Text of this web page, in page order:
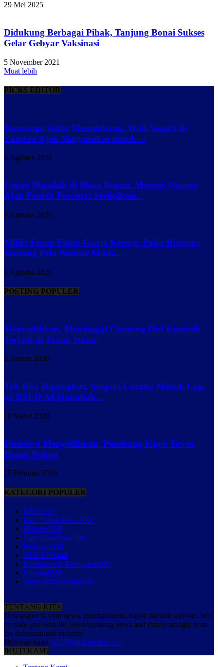
29 Mei 2025
Didukung Berbagai Pihak, Tanjung Bonai Sukses
Gelar Gebyar Vaksinasi
5 November 2021
Muat lebih
PICKS EDITOR
Kumango Gelar Musrenbang, Wali Nagari Iis
Zamora Ajak Masyarakat untuk ...
6 Agustus 2026
Cegah Masalah di Masa Depan, Menteri Nusron
Ajak Pemda Percepat Sertipikasi...
6 Agustus 2026
Miliki Enam Paket Ganja Kering, Polisi Ringkus
Seorang Pria Berusia Muda...
5 Agustus 2026
POSTING POPULER
Menyedihkan, Meninggal Gantung Diri Kembali
Terjadi di Tanah Datar
2 Januari 2020
Tak Bisa Dipungkiri, Suspect Corona Masuk Lagi
ke RSUD Ali Hanafiah...
18 Maret 2020
Peristiwa Menyedihkan, Penebang Kayu Tewas
Diatas Pohon
25 Februari 2020
KATEGORI POPULER
Baru5716
Kab. Tanah Datar2668
Hukrim1980
Lintas Propinsi1158
Peristiwa656
ATR/BPN444
Kesehatan & Kebugaran394
Nasional358
Sabanakaba Nagari345
TENTANG KITA
Newspaper is your news, entertainment, music fashion website. We
provide you with the latest breaking news and videos straight from
the entertainment industry.
Hubungi kami: info@sabanakaba.com
IKUTI KAMI